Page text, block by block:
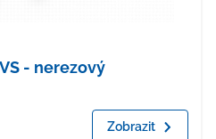
- nerezový
Zobrazit